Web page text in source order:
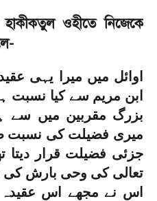
হাকীকতুল ওহীতে নিজেকে
-
اوائل میں میرا یہی
ابن مریم سے کیا نسبت
بزرگ مقربین میں سے
میری فضیلت کی نسبت
جزئی فضیلت قرار دیتا
تعالی کی وحی بارش کی
اس نے مجھے اس عقیدہ